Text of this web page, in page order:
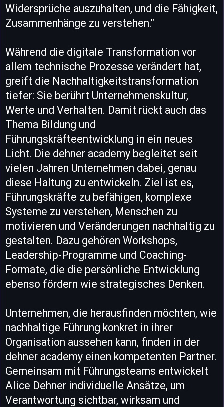
Widersprüche auszuhalten, und die Fähigkeit,
Zusammenhänge zu verstehen."
Während die digitale Transformation vor
allem technische Prozesse verändert hat,
greift die Nachhaltigkeitstransformation
tiefer: Sie berührt Unternehmenskultur,
Werte und Verhalten. Damit rückt auch das
Thema Bildung und
Führungskräfteentwicklung in ein neues
Licht. Die dehner academy begleitet seit
vielen Jahren Unternehmen dabei, genau
diese Haltung zu entwickeln. Ziel ist es,
Führungskräfte zu befähigen, komplexe
Systeme zu verstehen, Menschen zu
motivieren und Veränderungen nachhaltig zu
gestalten. Dazu gehören Workshops,
Leadership-Programme und Coaching-
Formate, die die persönliche Entwicklung
ebenso fördern wie strategisches Denken.
Unternehmen, die herausfinden möchten, wie
nachhaltige Führung konkret in ihrer
Organisation aussehen kann, finden in der
dehner academy einen kompetenten Partner.
Gemeinsam mit Führungsteams entwickelt
Alice Dehner individuelle Ansätze, um
Verantwortung sichtbar, wirksam und